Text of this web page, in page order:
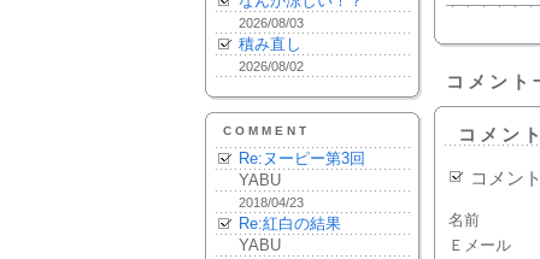
2026/08/03
積み直し
2026/08/02
COMMENT
Re:ヌーピー第3回
YABU
2018/04/23
Re:紅白の結果
YABU
コメント
コメン
コメン
名前
Ｅメール